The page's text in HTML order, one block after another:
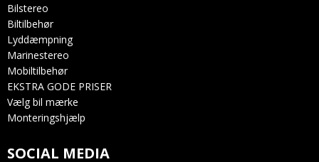
Bilstereo
Biltilbehør
Lyddæmpning
Marinestereo
Mobiltilbehør
EKSTRA GODE PRISER
Vælg bil mærke
Monteringshjælp
SOCIAL MEDIA